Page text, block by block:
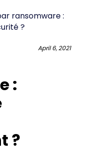
ransomware :
?
April 6, 2021
:
?